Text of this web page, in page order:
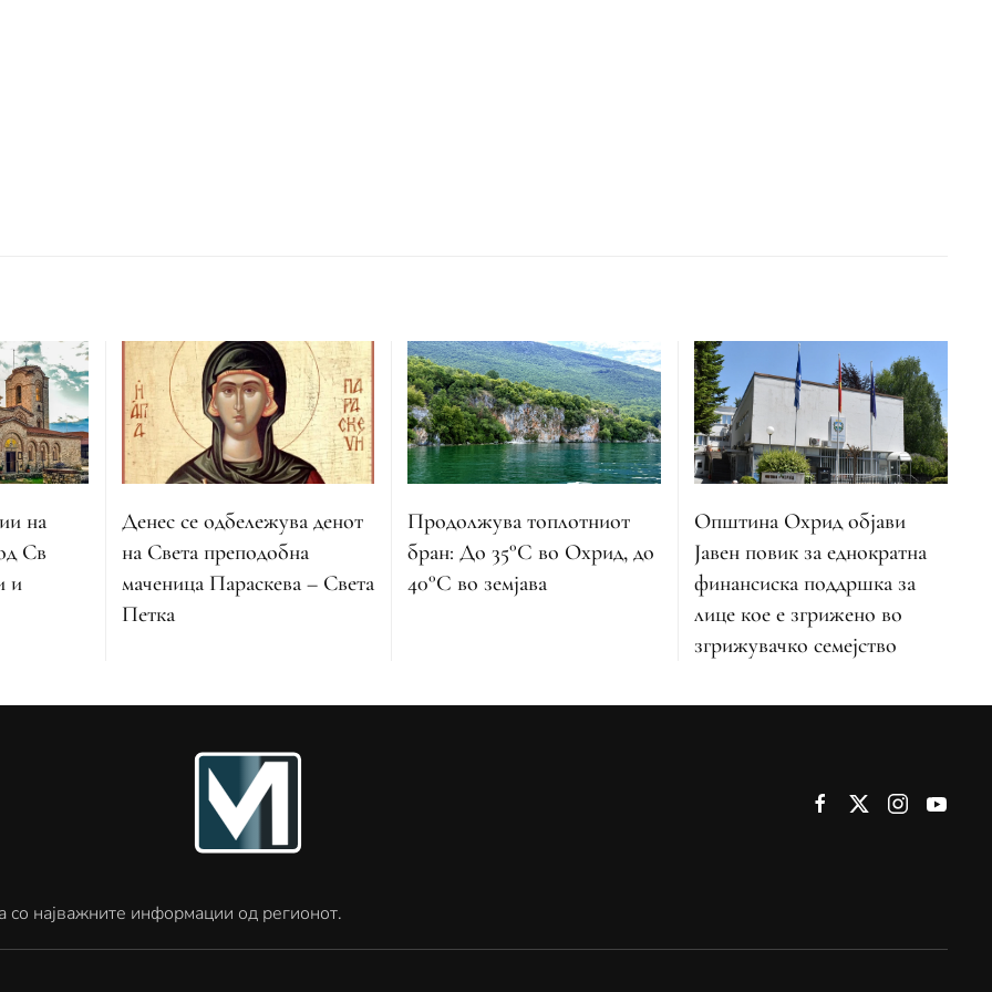
на
Св
и
Денес се одбележува денот
на Света преподобна
маченица Параскева – Света
Петка
Продолжува топлотниот
бран: До 35°C во Охрид, до
40°C во земјава
Општина Охрид објави
Јавен повик за еднократна
финансиска поддршка за
лице кое е згрижено во
згрижувачко семејство
најважните информации од регионот.